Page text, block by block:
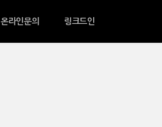
온라인문의 링크드인